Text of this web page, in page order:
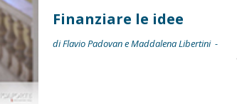
Finanziare le idee
di Flavio Padovan e Maddalena Libertini -